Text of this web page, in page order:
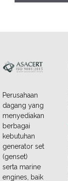
Perusahaan
dagang yang
menyediakan
berbagai
kebutuhan
generator set
(genset)
serta marine
engines, baik